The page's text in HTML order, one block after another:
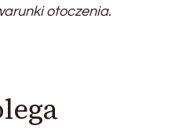
otoczenia.